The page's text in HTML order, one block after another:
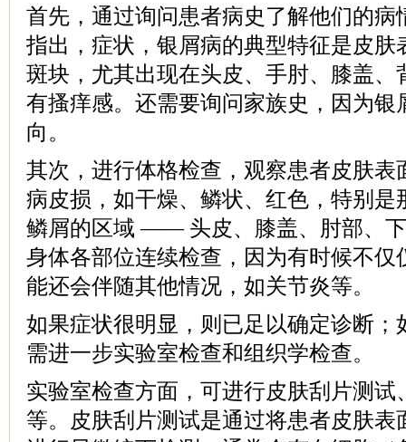
首先，通过询问患者病史了解他们的病
指出，症状，银屑病的典型特征是皮肤
斑块，尤其出现在头皮、手肘、膝盖、
有搔痒感。还需要询问家族史，因为银
向。
其次，进行体格检查，观察患者皮肤表
病皮损，如干燥、鳞状、红色，特别是
鳞屑的区域 —— 头皮、膝盖、肘部、
身体各部位连续检查，因为有时候不仅
能还会伴随其他情况，如关节炎等。
如果症状很明显，则已足以确定诊断；
需进一步实验室检查和组织学检查。
实验室检查方面，可进行皮肤刮片测试
等。皮肤刮片测试是通过将患者皮肤表